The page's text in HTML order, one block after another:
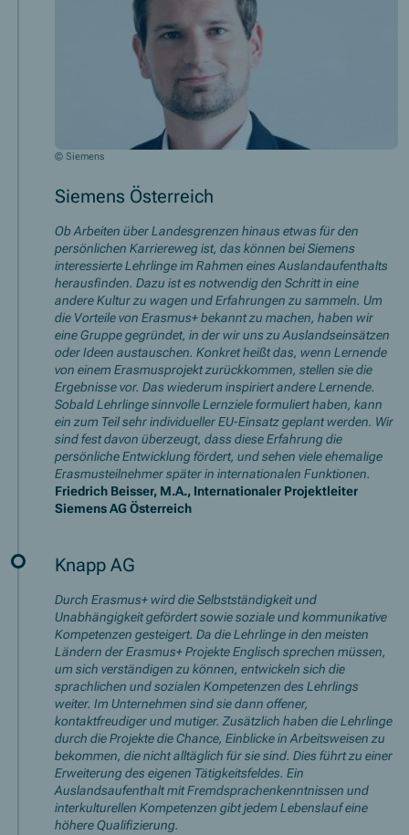
© Siemens
Siemens Österreich
Ob Arbeiten über Landesgrenzen hinaus etwas für den
persönlichen Karriereweg ist, das können bei Siemens
interessierte Lehrlinge im Rahmen eines Auslandaufenthalts
herausfinden. Dazu ist es notwendig den Schritt in eine
andere Kultur zu wagen und Erfahrungen zu sammeln. Um
die Vorteile von Erasmus+ bekannt zu machen, haben wir
eine Gruppe gegründet, in der wir uns zu Auslandseinsätzen
oder Ideen austauschen. Konkret heißt das, wenn Lernende
von einem Erasmusprojekt zurückkommen, stellen sie die
Ergebnisse vor. Das wiederum inspiriert andere Lernende.
Sobald Lehrlinge sinnvolle Lernziele formuliert haben, kann
ein zum Teil sehr individueller EU-Einsatz geplant werden. Wir
sind fest davon überzeugt, dass diese Erfahrung die
persönliche Entwicklung fördert, und sehen viele ehemalige
Erasmusteilnehmer später in internationalen Funktionen.
Friedrich Beisser, M.A., Internationaler Projektleiter
Siemens AG Österreich
Knapp AG
Durch Erasmus+ wird die Selbstständigkeit und
Unabhängigkeit gefördert sowie soziale und kommunikative
Kompetenzen gesteigert. Da die Lehrlinge in den meisten
Ländern der Erasmus+ Projekte Englisch sprechen müssen,
um sich verständigen zu können, entwickeln sich die
sprachlichen und sozialen Kompetenzen des Lehrlings
weiter. Im Unternehmen sind sie dann offener,
kontaktfreudiger und mutiger. Zusätzlich haben die Lehrlinge
durch die Projekte die Chance, Einblicke in Arbeitsweisen zu
bekommen, die nicht alltäglich für sie sind. Dies führt zu einer
Erweiterung des eigenen Tätigkeitsfeldes. Ein
Auslandsaufenthalt mit Fremdsprachenkenntnissen und
interkulturellen Kompetenzen gibt jedem Lebenslauf eine
höhere Qualifizierung.